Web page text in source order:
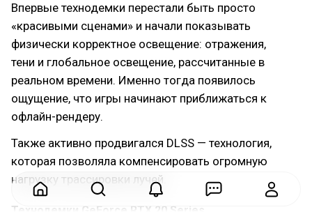
Впервые технодемки перестали быть просто
«красивыми сценами» и начали показывать
физически корректное освещение: отражения,
тени и глобальное освещение, рассчитанные в
реальном времени. Именно тогда появилось
ощущение, что игры начинают приближаться к
офлайн-рендеру.
Также активно продвигался DLSS — технология,
которая позволяла компенсировать огромную
нагрузку трассировки лучей.